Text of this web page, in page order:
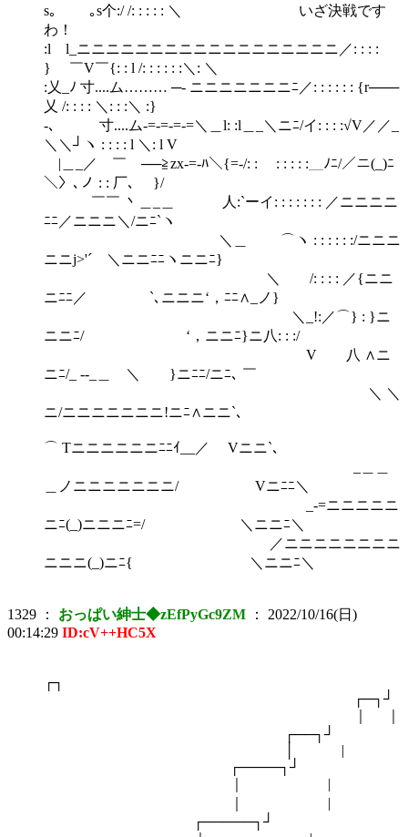
s｡ ｡s个:/ /: : : : : ＼ いざ決戦です
わ！
:l l_ニニニニニニニニニニニニニニニニニニ／: : : :
} ￣V￣{: : l /: : : : : :＼: ＼
:乂_ﾉ 寸....ム……… ─‐ ニニニニニニニﾆ／: : : : : : {r───
乂 /: : : : ＼: : :＼ :}
‐､ 寸....ム-=-=-=-=＼＿l: :l＿_＼ニﾆ/イ: : : :√V／／_
＼＼┘ヽ : : : : l ＼: l V
|＿_／ ￣ ──≧zx-=-ﾊ＼{=-/: : ￣: : : : :＿ﾉﾆ/／ニ(_)ﾆ
＼〉､ノ : : 厂､ }/
￣￣ 丶＿_＿ 人:`ーイ: : : : : : : ／ニニニニ
ﾆﾆ／ニニニ＼/ニﾆ`ヽ
＼＿ ⌒ヽ : : : : : :/ニニニ
ニニj>'´ ＼ニニﾆﾆヽニニﾆ}
＼ /: : : : ／{ニニ
ニﾆﾆ／ `､ニニニ‘，ﾆﾆ∧_ノ}
＼_!:／⌒} : }ニ
ニニﾆ/ ‘，ニニﾆ}ニ八: : :/
V 八 ∧ニ
ニﾆ/_ -‐_＿ ＼ }ニﾆﾆ/ニﾆ､ ￣
＼ ＼
ニ/ニニニニニニニ!ニﾆ∧ニニ`､
⌒ Tニニニニニニﾆﾆｲ__／ Vニニ`､
＿ノニニニニニニニ/ Vニﾆﾆ＼
_-=ニニニニニ
ニﾆ(_)ニニニﾆ=/ ＼ニニﾆ＼
／ニニニニニニニニ
ニニニ(_)ニﾆ{ ＼ニニﾆ＼
1329 ： おっぱい紳士◆zEfPyGc9ZM ： 2022/10/16(日)
00:14:29 ID:cV++HC5X
┌┐
┌─┐┘
┌──┐┘
│ |
┌────┐┘
｜ |
｜ |
┌─────┐┘